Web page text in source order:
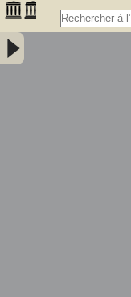
Donations à la
1918-1924 - Université